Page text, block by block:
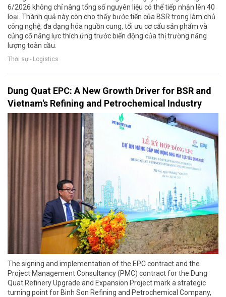
6/2026 không chỉ nâng tổng số nguyên liệu có thể tiếp nhận lên 40
loại. Thành quả này còn cho thấy bước tiến của BSR trong làm chủ
công nghệ, đa dạng hóa nguồn cung, tối ưu cơ cấu sản phẩm và
củng cố năng lực thích ứng trước biến động của thị trường năng
lượng toàn cầu.
Thời sự - Logistics
Dung Quat EPC: A New Growth Driver for BSR and
Vietnam's Refining and Petrochemical Industry
The signing and implementation of the EPC contract and the
Project Management Consultancy (PMC) contract for the Dung
Quat Refinery Upgrade and Expansion Project mark a strategic
turning point for Binh Son Refining and Petrochemical Company,